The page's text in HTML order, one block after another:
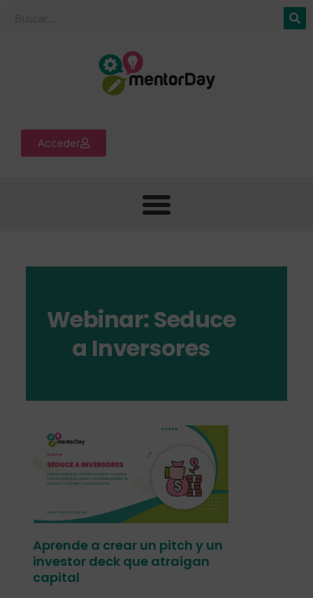
Acceder
Webinar: Seduce
a Inversores
Aprende a crear un pitch y un
investor deck que atraigan
capital